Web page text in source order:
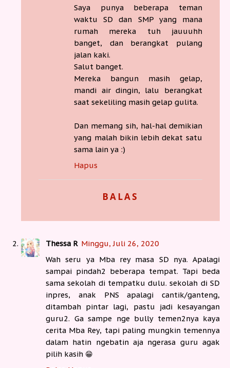
Saya punya beberapa teman
waktu SD dan SMP yang mana
rumah mereka tuh jauuuhh
banget, dan berangkat pulang
jalan kaki.
Salut banget.
Mereka bangun masih gelap,
mandi air dingin, lalu berangkat
saat sekeliling masih gelap gulita.
Dan memang sih, hal-hal demikian
yang malah bikin lebih dekat satu
sama lain ya :)
Hapus
BALAS
Thessa R Minggu, Juli 26, 2020
Wah seru ya Mba rey masa SD nya. Apalagi
sampai pindah2 beberapa tempat. Tapi beda
sama sekolah di tempatku dulu. sekolah di SD
inpres, anak PNS apalagi cantik/ganteng,
ditambah pintar lagi, pastu jadi kesayangan
guru2. Ga sampe nge bully temen2nya kaya
cerita Mba Rey, tapi paling mungkin temennya
dalam hatin ngebatin aja ngerasa guru agak
pilih kasih 😁